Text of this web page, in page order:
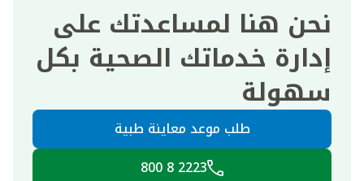
نحن هنا لمساعدتك على
إدارة خدماتك الصحية بكل
سهولة
طلب موعد معاينة طبية
2223 8 800